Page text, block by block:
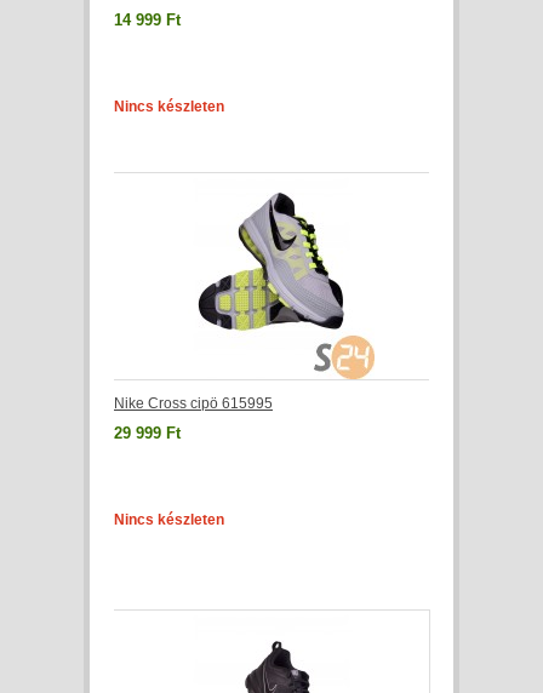
14 999 Ft
Nincs készleten
Nike Cross cipö 615995
29 999 Ft
Nincs készleten